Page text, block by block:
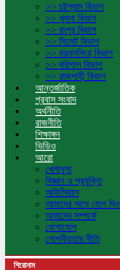
>> চট্টগ্রাম বিভাগ
>> খুলনা বিভাগ
>> রংপুর বিভাগ
>> সিলেট বিভাগ
>> ময়মনসিংহ বিভাগ
>> বরিশাল বিভাগ
>> রাজশাহী বিভাগ
আন্তর্জাতিক
প্রবাস সংবাদ
অর্থনীতি
রাজনীতি
শিক্ষাঙ্গন
ভিডিও
আরো
খেলাধুলা
বিজ্ঞান ও প্রযুক্তি
অফিসিয়াল
আমাদের সাথে যোগ দিন
আমাদের সম্পর্কে
যোগাযোগ
গোপনীয়তার নীতি
শিরোনাম